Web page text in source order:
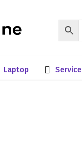
Laptop Service